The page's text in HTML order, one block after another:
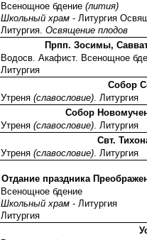
Всенощное бдение (лития)
Школьный храм- Литургия
Литургия. Освящение плодов
Прпп. Зосимы,
Водосв. Акафист. Всенощное
Литургия
Собор
Утреня (славословие). Литургия
Собор
Утреня (славословие). Литургия
Свт.
Утреня (славословие). Литургия
Отдание праздника
Всенощное бдение
Школьный храм- Литургия
Литургия